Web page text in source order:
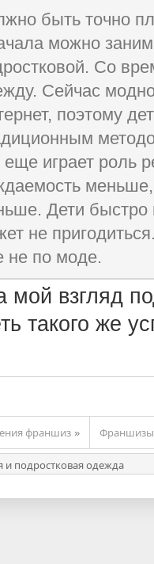
быть точно
можно
Со
Сейчас
поэтому
еще играет роль
Дети быстро
не
не по моде.
мой взгляд
такого же
франшиз »
подростковая одежда